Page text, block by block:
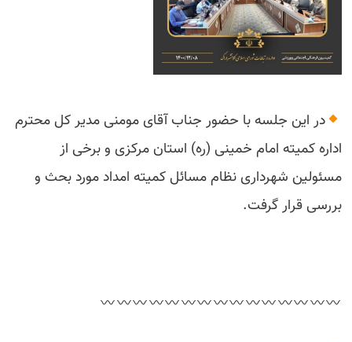
در این جلسه با حضور جناب آقای مومنی مدیر کل محترم
اداره کمیته امام خمینی (ره) استان مرکزی و برخی از
مسئولین شهرداری نظام مسائل کمیته امداد مورد بحث و
بررسی قرار گرفت.